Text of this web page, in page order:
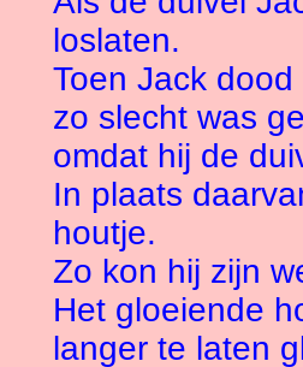
loslaten.
Toen Jack
zo slecht was
omdat hij de
In plaats
houtje.
Zo kon hij zijn
Het gloeiende
langer te laten